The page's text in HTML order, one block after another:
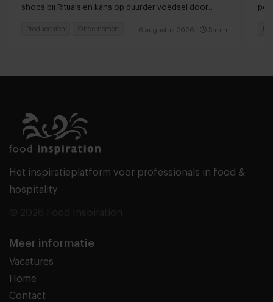
shops bij Rituals en kans op duurder voedsel door
6 augustus 2026 5 min
Producenten Ondernemen
per
Het inspiratieplatform voor professionals in food &
hospitality
Meer informatie
Vacatures
Home
Contact